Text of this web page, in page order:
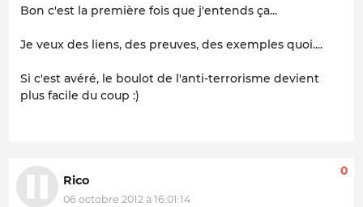
Bon c'est la première fois que j'entends ça...
Je veux des liens, des preuves, des exemples quoi....
Si c'est avéré, le boulot de l'anti-terrorisme devient
plus facile du coup :)
Rico
06 octobre 2012 à 16:01:14
0